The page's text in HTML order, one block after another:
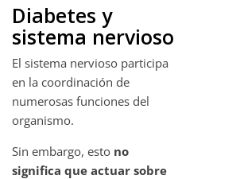
Diabetes y
sistema nervioso
El sistema nervioso participa
en la coordinación de
numerosas funciones del
organismo.
Sin embargo, esto no
significa que actuar sobre